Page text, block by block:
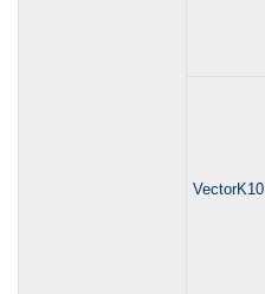
VectorK10